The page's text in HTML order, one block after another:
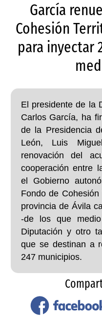
García
Cohesión
para inyectar
El presidente de la
Carlos García, ha
de la Presidencia
León, Luis
renovación del
cooperación entre
el Gobierno
Fondo de
provincia de Ávila
-de los que
Diputación y otro
que se destinan a
247 municipios.